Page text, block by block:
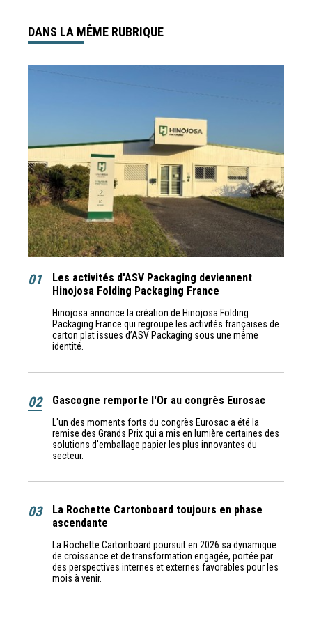
DANS LA MÊME RUBRIQUE
01
Les activités d'ASV Packaging deviennent
Hinojosa Folding Packaging France
Hinojosa annonce la création de Hinojosa Folding
Packaging France qui regroupe les activités françaises de
carton plat issues d’ASV Packaging sous une même
identité.
02 Gascogne remporte l'Or au congrès Eurosac
L'un des moments forts du congrès Eurosac a été la
remise des Grands Prix qui a mis en lumière certaines des
solutions d'emballage papier les plus innovantes du
secteur.
03
La Rochette Cartonboard toujours en phase
ascendante
La Rochette Cartonboard poursuit en 2026 sa dynamique
de croissance et de transformation engagée, portée par
des perspectives internes et externes favorables pour les
mois à venir.